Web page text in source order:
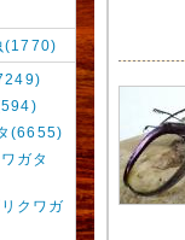
(1770)
(6655)
ガタ
クワガ